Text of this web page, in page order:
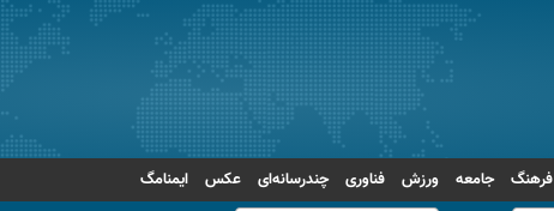
فرهنگ جامعه ورزش فناوری چندرسانه‌ای عکس
ایمنامگ